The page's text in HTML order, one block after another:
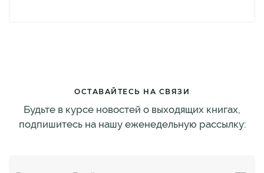
ОСТАВАЙТЕСЬ НА СВЯЗИ
Будьте в курсе новостей о выходящих книгах,
подпишитесь на нашу еженедельную рассылку: